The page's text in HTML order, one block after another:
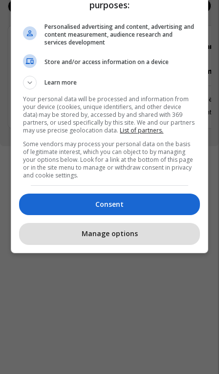
Avedo Kosovo
Prishtinë
31 Korrik 2026
Vozitës
Prishtinë
13 Gusht
purposes:
Personalised advertising and content, advertising and
content measurement, audience research and
services development
Store and/or access information on a device
Learn more
Your personal data will be processed and information from
your device (cookies, unique identifiers, and other device
data) may be stored by, accessed by and shared with 369
partners, or used specifically by this site. We and our partners
may use precise geolocation data. List of partners.
Some vendors may process your personal data on the basis
of legitimate interest, which you can object to by managing
your options below. Look for a link at the bottom of this page
or in the site menu to manage or withdraw consent in privacy
and cookie settings.
Consent
Manage options